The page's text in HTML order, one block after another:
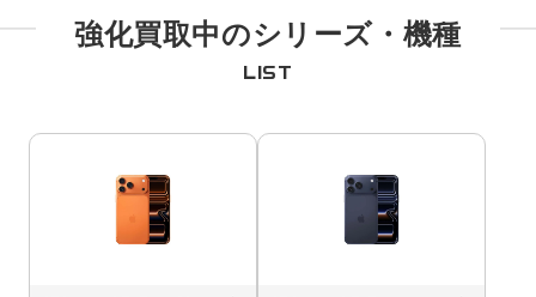
強化買取中のシリーズ・機種
LIST